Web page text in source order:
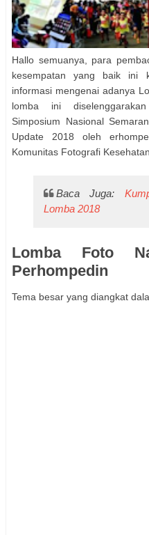
Hallo semuanya, para
kesempatan yang baik ini
informasi mengenai adanya
lomba ini
Simposium Nasional
Update 2018 oleh
Komunitas Fotografi Kesehatan.
Baca Juga:
Lomba 2018
Lomba Foto
Perhompedin
Tema besar yang diangkat